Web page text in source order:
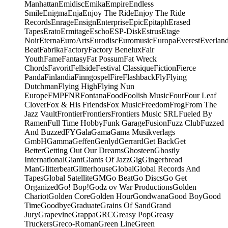
ManhattanEmidiscEmikaEmpireEndless
SmileEnigmaEnjaEnjoy The RideEnjoy The Ride
RecordsEnrageEnsignEnterpriseEpicEpitaphErased
TapesEratoErmitageEschoESP-DiskEstrusEtage
NoirEternaEuroArtsEurodiscEuromusicEuropaEverest
BeatFabrikaFactoryFactory BeneluxFair
YouthFameFantasyFat PossumFat Wreck
ChordsFavoritFellsideFestival ClassiqueFictionFierce
PandaFinlandiaFinngospelFireFlashbackFlyFlying
DutchmanFlying HighFlying Nun
EuropeFMPFNRFontanaFoodFoolish MusicFourFour Leaf
CloverFox & His FriendsFox MusicFreedomFrogFrom The
Jazz VaultFrontierFrontiersFrontiers Music SRLFueled By
RamenFull Time HobbyFunk GarageFusionFuzz ClubFuzzed
And BuzzedFYGalaGamaGama Musikverlags
GmbHGammaGeffenGenlydGerrardGet BackGet
BetterGetting Out Our DreamsGhosteenGhostly
InternationalGiantGiants Of JazzGigGingerbread
ManGlitterbeatGlitterhouseGlobalGlobal Records And
TapesGlobal SatelliteGMGo BeatGo DiscsGo Get
OrganizedGo! Bop!Godz ov War ProductionsGolden
ChariotGolden CoreGolden HourGondwanaGood BoyGood
TimeGoodbyeGraduateGrains Of SandGrand
JuryGrapevineGrappaGRCGreasy PopGreasy
TruckersGreco-RomanGreen LineGreen